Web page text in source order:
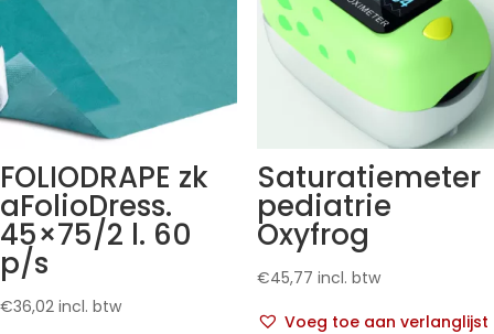
FOLIODRAPE zk
aFolioDress.
45×75/2 l. 60
p/s
€36,02 incl. btw
Saturatiemeter
pediatrie
Oxyfrog
€45,77 incl. btw
Voeg toe aan verlanglijst